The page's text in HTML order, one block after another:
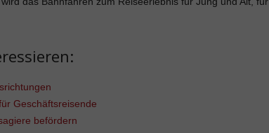
Geschäftsreisende
befördern